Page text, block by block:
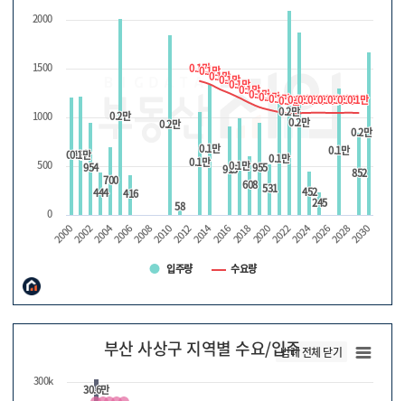
0.1만
0.1만
0.1만
0.1만
954
954
444
444
700
700
0.2만
0.2만
416
416
0.2만
0.2만
58
58
0.1만
0.1만
0.1만
0.1만
915
9150.1만
0.1만
608
608
955
955
531
531
0.1만
0.1만
0.2만
0.2만
0.2만
0.2만
452
452
245
245
0.1만
0.1만
852
852
0.2만
0.2만
0.1만
0.1만0.1만
0.1만0.1만
0.1만0.1만
0.1만0.1만
0.1만0.1만
0.1만0.1만
0.1만0.1만
0.1만0.1만
0.1만0.1만
0.1만
0.1만
0.1만0.1만
0.1만0.1만
0.1만0.1만
0.1만0.1만
0.1만0.1만
0.1만0.1만
0.1만
입주량 수요량
2000200220042006200820102012201420162018202020222024202620282030
0
500
1000
1500
2000
범례 전체 닫기
부산 사상구 지역별 수요/입주
30.6만
30.6만
300k